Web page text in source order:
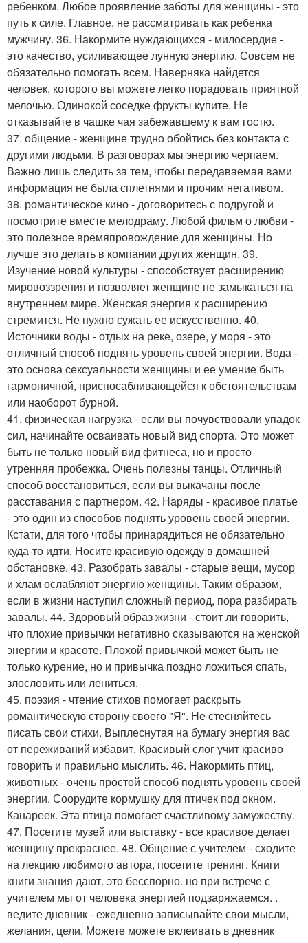
ребенком. Любое проявление заботы для женщины - это
путь к силе. Главное, не рассматривать как ребенка
мужчину. 36. Накормите нуждающихся - милосердие -
это качество, усиливающее лунную энергию. Совсем не
обязательно помогать всем. Наверняка найдется
человек, которого вы можете легко порадовать приятной
мелочью. Одинокой соседке фрукты купите. Не
отказывайте в чашке чая забежавшему к вам гостю.
37. общение - женщине трудно обойтись без контакта с
другими людьми. В разговорах мы энергию черпаем.
Важно лишь следить за тем, чтобы передаваемая вами
информация не была сплетнями и прочим негативом.
38. романтическое кино - договоритесь с подругой и
посмотрите вместе мелодраму. Любой фильм о любви -
это полезное времяпровождение для женщины. Но
лучше это делать в компании других женщин. 39.
Изучение новой культуры - способствует расширению
мировоззрения и позволяет женщине не замыкаться на
внутреннем мире. Женская энергия к расширению
стремится. Не нужно сужать ее искусственно. 40.
Источники воды - отдых на реке, озере, у моря - это
отличный способ поднять уровень своей энергии. Вода -
это основа сексуальности женщины и ее умение быть
гармоничной, приспосабливающейся к обстоятельствам
или наоборот бурной.
41. физическая нагрузка - если вы почувствовали упадок
сил, начинайте осваивать новый вид спорта. Это может
быть не только новый вид фитнеса, но и просто
утренняя пробежка. Очень полезны танцы. Отличный
способ восстановиться, если вы выкачаны после
расставания с партнером. 42. Наряды - красивое платье
- это один из способов поднять уровень своей энергии.
Кстати, для того чтобы принарядиться не обязательно
куда-то идти. Носите красивую одежду в домашней
обстановке. 43. Разобрать завалы - старые вещи, мусор
и хлам ослабляют энергию женщины. Таким образом,
если в жизни наступил сложный период, пора разбирать
завалы. 44. Здоровый образ жизни - стоит ли говорить,
что плохие привычки негативно сказываются на женской
энергии и красоте. Плохой привычкой может быть не
только курение, но и привычка поздно ложиться спать,
злословить или лениться.
45. поэзия - чтение стихов помогает раскрыть
романтическую сторону своего "Я". Не стесняйтесь
писать свои стихи. Выплеснутая на бумагу энергия вас
от переживаний избавит. Красивый слог учит красиво
говорить и правильно мыслить. 46. Накормить птиц,
животных - очень простой способ поднять уровень своей
энергии. Соорудите кормушку для птичек под окном.
Канареек. Эта птица помогает счастливому замужеству.
47. Посетите музей или выставку - все красивое делает
женщину прекраснее. 48. Общение с учителем - сходите
на лекцию любимого автора, посетите тренинг. Книги
книги знания дают. это бесспорно. но при встрече с
учителем мы от человека энергией подзаряжаемся. .
ведите дневник - ежедневно записывайте свои мысли,
желания, цели. Можете можете вклеивать в дневник